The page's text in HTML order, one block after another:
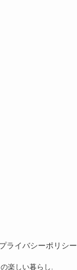
プライバシーポリシー
楽しい暮らし.